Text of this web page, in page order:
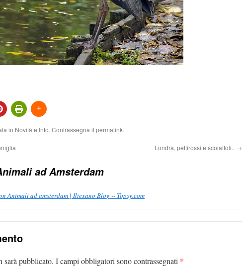
in Novità e Info. Contrassegna il permalink.
Londra, pettirossi e scoiattoli.. →
ad Amsterdam
Animali ad amsterdam | Iltexano Blog -- Topsy.com
pubblicato. I campi obbligatori sono contrassegnati *